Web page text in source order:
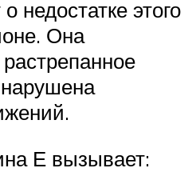
недостатке этого
Она
Е вызывает: